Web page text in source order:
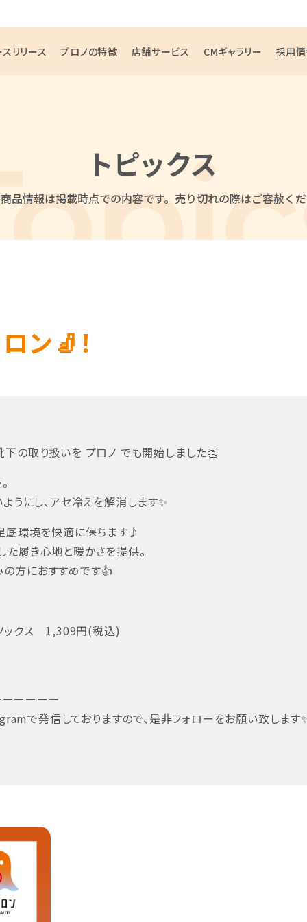
リリース プロノの特徴 店舗サービス CMギャラリー 採用
トピックス
品情報は掲載時点での内容です。 売り切れの際はご容赦く
ン🧦！
の取り扱いを プロノ でも開始しました👏
うにし、アセ冷えを解消します✨
底環境を快適に保ちます♪
履き心地と暖かさを提供。
方におすすめです👍
ックス 1,309円(税込)
ーーーー
で発信しておりますので、是非フォローをお願い致します